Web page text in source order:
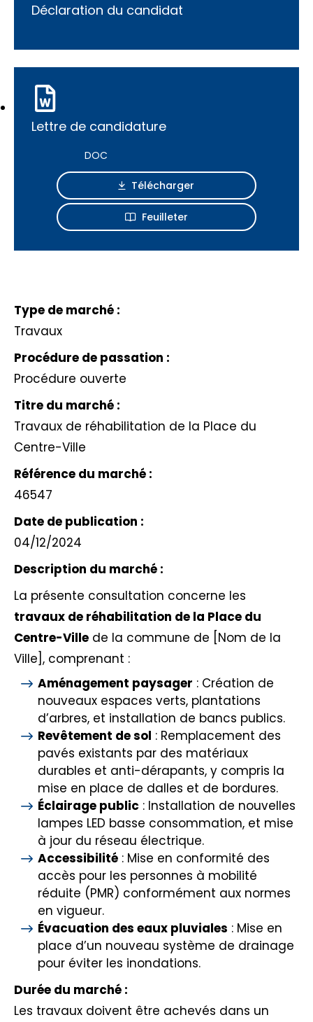
Déclaration du candidat
Lettre de candidature
DOC
Télécharger
Feuilleter
Type de marché :
Travaux
Procédure de passation :
Procédure ouverte
Titre du marché :
Travaux de réhabilitation de la Place du
Centre-Ville
Référence du marché :
46547
Date de publication :
04/12/2024
Description du marché :
La présente consultation concerne les
travaux de réhabilitation de la Place du
Centre-Ville de la commune de [Nom de la
Ville], comprenant :
Aménagement paysager : Création de
nouveaux espaces verts, plantations
d’arbres, et installation de bancs publics.
Revêtement de sol : Remplacement des
pavés existants par des matériaux
durables et anti-dérapants, y compris la
mise en place de dalles et de bordures.
Éclairage public : Installation de nouvelles
lampes LED basse consommation, et mise
à jour du réseau électrique.
Accessibilité : Mise en conformité des
accès pour les personnes à mobilité
réduite (PMR) conformément aux normes
en vigueur.
Évacuation des eaux pluviales : Mise en
place d’un nouveau système de drainage
pour éviter les inondations.
Durée du marché :
Les travaux doivent être achevés dans un